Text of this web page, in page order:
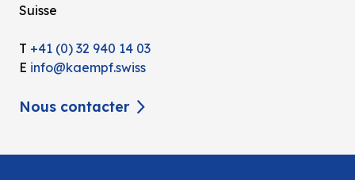
Suisse
T +41 (0) 32 940 14 03
E info@kaempf.swiss
Nous contacter